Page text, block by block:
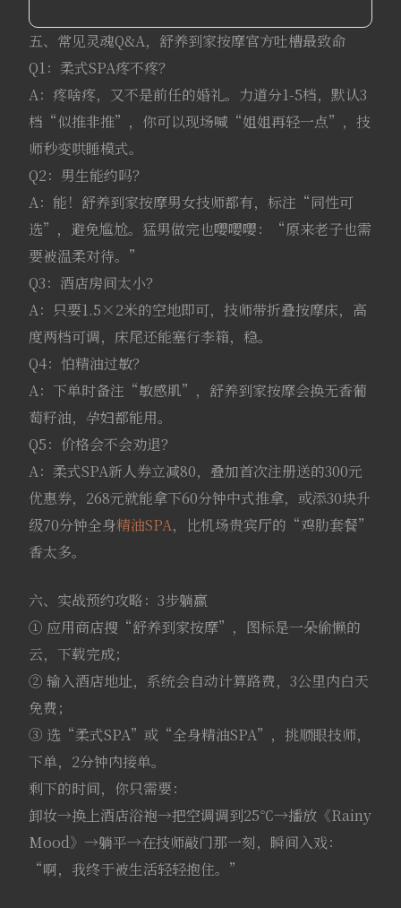
五、常见灵魂Q&A，舒养到家按摩官方吐槽最致命
Q1：柔式SPA疼不疼？
A：疼啥疼，又不是前任的婚礼。力道分1-5档，默认3
档“似推非推”，你可以现场喊“姐姐再轻一点”，技
师秒变哄睡模式。
Q2：男生能约吗？
A：能！舒养到家按摩男女技师都有，标注“同性可
选”，避免尴尬。猛男做完也嘤嘤嘤：“原来老子也需
要被温柔对待。”
Q3：酒店房间太小？
A：只要1.5×2米的空地即可，技师带折叠按摩床，高
度两档可调，床尾还能塞行李箱，稳。
Q4：怕精油过敏？
A：下单时备注“敏感肌”，舒养到家按摩会换无香葡
萄籽油，孕妇都能用。
Q5：价格会不会劝退？
A：柔式SPA新人券立减80，叠加首次注册送的300元
优惠券，268元就能拿下60分钟中式推拿，或添30块升
级70分钟全身精油SPA，比机场贵宾厅的“鸡肋套餐”
香太多。
六、实战预约攻略：3步躺赢
① 应用商店搜“舒养到家按摩”，图标是一朵偷懒的
云，下载完成；
② 输入酒店地址，系统会自动计算路费，3公里内白天
免费；
③ 选“柔式SPA”或“全身精油SPA”，挑顺眼技师，
下单，2分钟内接单。
剩下的时间，你只需要：
卸妆→换上酒店浴袍→把空调调到25℃→播放《Rainy
Mood》→躺平→在技师敲门那一刻，瞬间入戏：
“啊，我终于被生活轻轻抱住。”